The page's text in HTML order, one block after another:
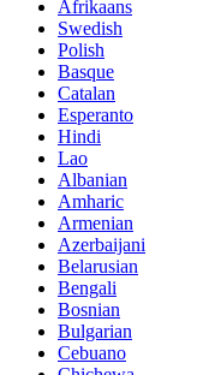
Afrikaans
Swedish
Polish
Basque
Catalan
Esperanto
Hindi
Lao
Albanian
Amharic
Armenian
Azerbaijani
Belarusian
Bengali
Bosnian
Bulgarian
Cebuano